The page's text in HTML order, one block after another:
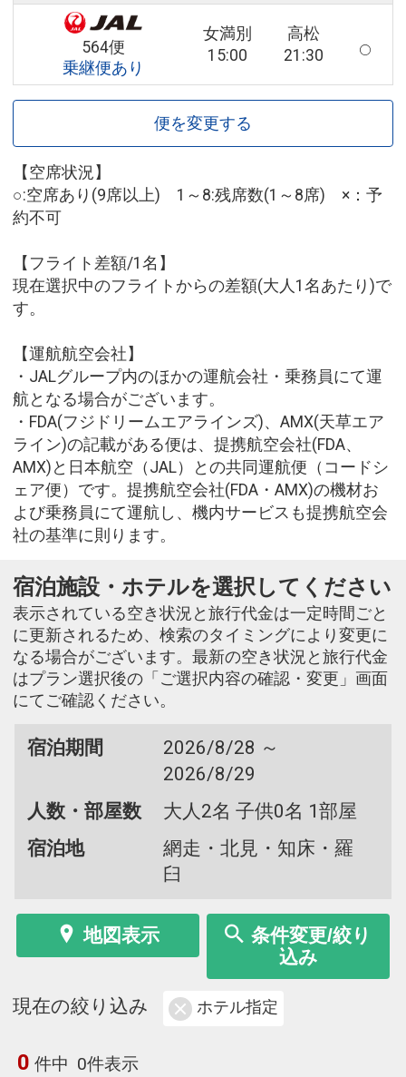
564便
乗継便あり
女満別
15:00
高松
21:30
便を変更する
【空席状況】
○:空席あり(9席以上) 1～8:残席数(1～8席) ×：予
約不可
【フライト差額/1名】
現在選択中のフライトからの差額(大人1名あたり)で
す。
【運航航空会社】
・JALグループ内のほかの運航会社・乗務員にて運
航となる場合がございます。
・FDA(フジドリームエアラインズ)、AMX(天草エア
ライン)の記載がある便は、提携航空会社(FDA、
AMX)と日本航空（JAL）との共同運航便（コードシ
ェア便）です。提携航空会社(FDA・AMX)の機材お
よび乗務員にて運航し、機内サービスも提携航空会
社の基準に則ります。
宿泊施設・ホテルを選択してください
表示されている空き状況と旅行代金は一定時間ごと
に更新されるため、検索のタイミングにより変更に
なる場合がございます。最新の空き状況と旅行代金
はプラン選択後の「ご選択内容の確認・変更」画面
にてご確認ください。
宿泊期間
2026/8/28 ～
2026/8/29
人数・部屋数
大人2名 子供0名 1部屋
宿泊地
網走・北見・知床・羅
臼
地図表示
条件変更/絞り
込み
現在の絞り込み ホテル指定
0 件中 0件表示